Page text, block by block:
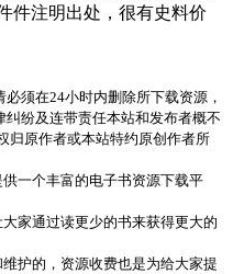
件注明出处，很有史料价
须在24小时内删除所下载资源，
纷及连带责任本站和发布者概不
归原作者或本站特约原创作者所
一个丰富的电子书资源下载平
家通过读更少的书来获得更大的
护的，资源收费也是为给大家提